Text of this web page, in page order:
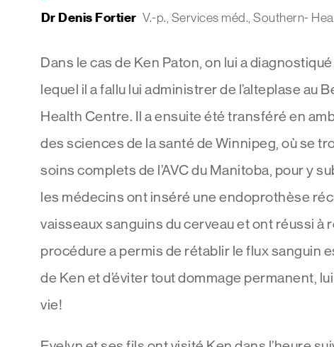
Dr Denis Fortier V.-p., Services méd., Southern-
Dans le cas de Ken Paton, on lui a
lequel il a fallu lui administrer de l’alteplase au
Health Centre. Il a ensuite été transféré en
des sciences de la santé de Winnipeg, où se
soins complets de l’AVC du Manitoba, pour y
les médecins ont inséré une endoprothèse
vaisseaux sanguins du cerveau et ont réussi à
procédure a permis de rétablir le flux sanguin
de Ken et d’éviter tout dommage permanent,
vie!